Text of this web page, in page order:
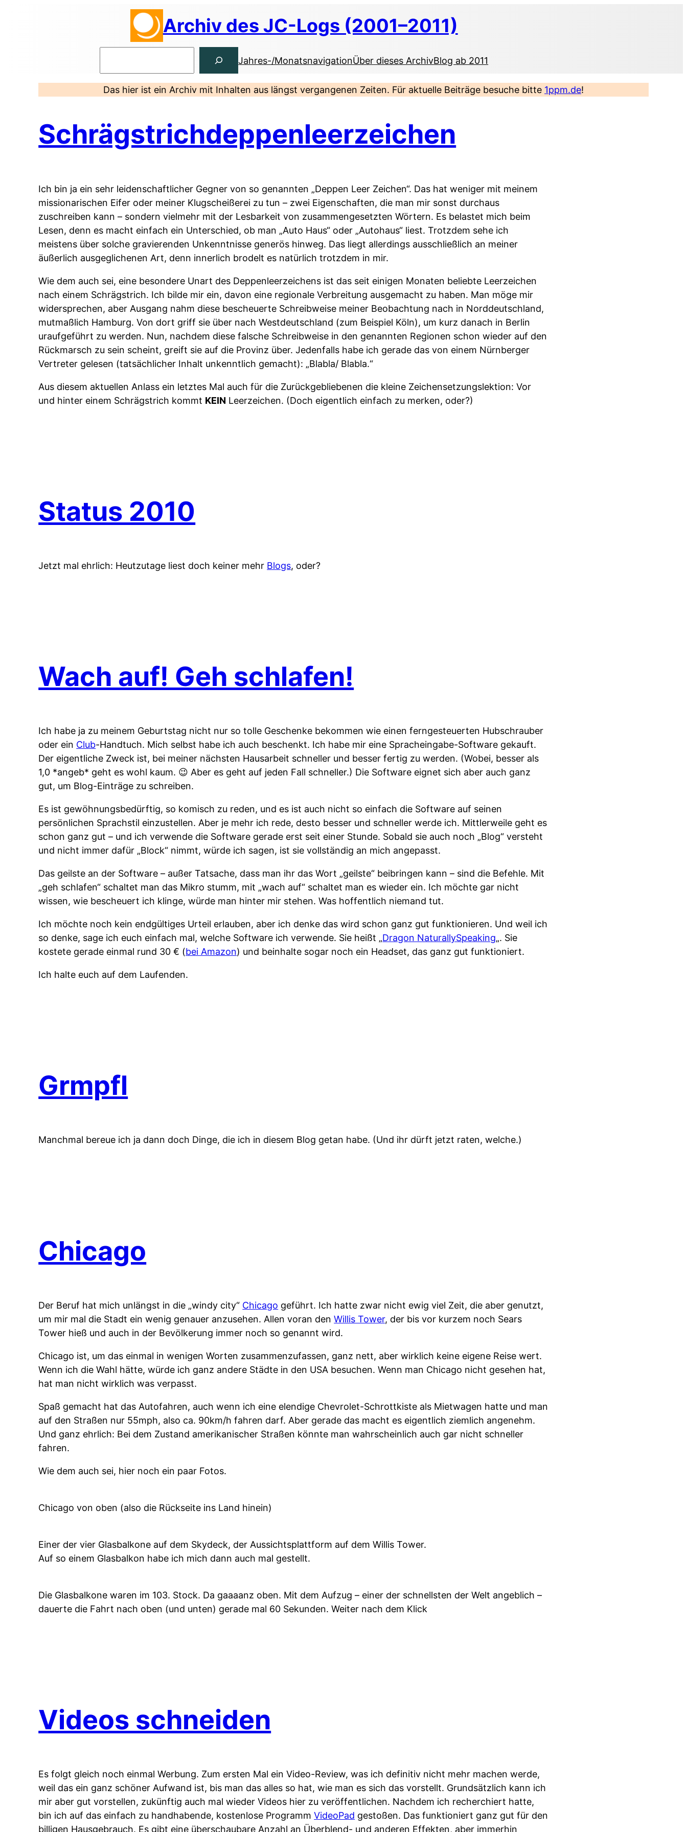
Archiv des JC-Logs (2001–2011)
Jahres-/MonatsnavigationÜber dieses ArchivBlog ab 2011
Das hier ist ein Archiv mit Inhalten aus längst vergangenen Zeiten. Für aktuelle Beiträge besuche bitte 1ppm.de!
Schrägstrichdeppenleerzeichen
Ich bin ja ein sehr leidenschaftlicher Gegner von so genannten „Deppen Leer Zeichen“. Das hat weniger mit meinem
missionarischen Eifer oder meiner Klugscheißerei zu tun – zwei Eigenschaften, die man mir sonst durchaus
zuschreiben kann – sondern vielmehr mit der Lesbarkeit von zusammengesetzten Wörtern. Es belastet mich beim
Lesen, denn es macht einfach ein Unterschied, ob man „Auto Haus“ oder „Autohaus“ liest. Trotzdem sehe ich
meistens über solche gravierenden Unkenntnisse generös hinweg. Das liegt allerdings ausschließlich an meiner
äußerlich ausgeglichenen Art, denn innerlich brodelt es natürlich trotzdem in mir.
Wie dem auch sei, eine besondere Unart des Deppenleerzeichens ist das seit einigen Monaten beliebte Leerzeichen
nach einem Schrägstrich. Ich bilde mir ein, davon eine regionale Verbreitung ausgemacht zu haben. Man möge mir
widersprechen, aber Ausgang nahm diese bescheuerte Schreibweise meiner Beobachtung nach in Norddeutschland,
mutmaßlich Hamburg. Von dort griff sie über nach Westdeutschland (zum Beispiel Köln), um kurz danach in Berlin
uraufgeführt zu werden. Nun, nachdem diese falsche Schreibweise in den genannten Regionen schon wieder auf den
Rückmarsch zu sein scheint, greift sie auf die Provinz über. Jedenfalls habe ich gerade das von einem Nürnberger
Vertreter gelesen (tatsächlicher Inhalt unkenntlich gemacht): „Blabla/ Blabla.“
Aus diesem aktuellen Anlass ein letztes Mal auch für die Zurückgebliebenen die kleine Zeichensetzungslektion: Vor
und hinter einem Schrägstrich kommt KEIN Leerzeichen. (Doch eigentlich einfach zu merken, oder?)
Status 2010
Jetzt mal ehrlich: Heutzutage liest doch keiner mehr Blogs, oder?
Wach auf! Geh schlafen!
Ich habe ja zu meinem Geburtstag nicht nur so tolle Geschenke bekommen wie einen ferngesteuerten Hubschrauber
oder ein Club-Handtuch. Mich selbst habe ich auch beschenkt. Ich habe mir eine Spracheingabe-Software gekauft.
Der eigentliche Zweck ist, bei meiner nächsten Hausarbeit schneller und besser fertig zu werden. (Wobei, besser als
1,0 *angeb* geht es wohl kaum. 😉 Aber es geht auf jeden Fall schneller.) Die Software eignet sich aber auch ganz
gut, um Blog-Einträge zu schreiben.
Es ist gewöhnungsbedürftig, so komisch zu reden, und es ist auch nicht so einfach die Software auf seinen
persönlichen Sprachstil einzustellen. Aber je mehr ich rede, desto besser und schneller werde ich. Mittlerweile geht es
schon ganz gut – und ich verwende die Software gerade erst seit einer Stunde. Sobald sie auch noch „Blog“ versteht
und nicht immer dafür „Block“ nimmt, würde ich sagen, ist sie vollständig an mich angepasst.
Das geilste an der Software – außer Tatsache, dass man ihr das Wort „geilste“ beibringen kann – sind die Befehle. Mit
„geh schlafen“ schaltet man das Mikro stumm, mit „wach auf“ schaltet man es wieder ein. Ich möchte gar nicht
wissen, wie bescheuert ich klinge, würde man hinter mir stehen. Was hoffentlich niemand tut.
Ich möchte noch kein endgültiges Urteil erlauben, aber ich denke das wird schon ganz gut funktionieren. Und weil ich
so denke, sage ich euch einfach mal, welche Software ich verwende. Sie heißt „Dragon NaturallySpeaking„. Sie
kostete gerade einmal rund 30 € (bei Amazon) und beinhalte sogar noch ein Headset, das ganz gut funktioniert.
Ich halte euch auf dem Laufenden.
Grmpfl
Manchmal bereue ich ja dann doch Dinge, die ich in diesem Blog getan habe. (Und ihr dürft jetzt raten, welche.)
Chicago
Der Beruf hat mich unlängst in die „windy city“ Chicago geführt. Ich hatte zwar nicht ewig viel Zeit, die aber genutzt,
um mir mal die Stadt ein wenig genauer anzusehen. Allen voran denWillis Tower, der bis vor kurzem noch Sears
Tower hieß und auch in der Bevölkerung immer noch so genannt wird.
Chicago ist, um das einmal in wenigen Worten zusammenzufassen, ganz nett, aber wirklich keine eigene Reise wert.
Wenn ich die Wahl hätte, würde ich ganz andere Städte in den USA besuchen. Wenn man Chicago nicht gesehen hat,
hat man nicht wirklich was verpasst.
Spaß gemacht hat das Autofahren, auch wenn ich eine elendige Chevrolet-Schrottkiste als Mietwagen hatte und man
auf den Straßen nur 55mph, also ca. 90km/h fahren darf. Aber gerade das macht es eigentlich ziemlich angenehm.
Und ganz ehrlich: Bei dem Zustand amerikanischer Straßen könnte man wahrscheinlich auch gar nicht schneller
fahren.
Wie dem auch sei, hier noch ein paar Fotos.
Chicago von oben (also die Rückseite ins Land hinein)
Einer der vier Glasbalkone auf dem Skydeck, der Aussichtsplattform auf dem Willis Tower.
Auf so einem Glasbalkon habe ich mich dann auch mal gestellt.
Die Glasbalkone waren im 103. Stock. Da gaaaanz oben. Mit dem Aufzug – einer der schnellsten der Welt angeblich –
dauerte die Fahrt nach oben (und unten) gerade mal 60 Sekunden. Weiter nach dem Klick
Videos schneiden
Es folgt gleich noch einmal Werbung. Zum ersten Mal ein Video-Review, was ich definitiv nicht mehr machen werde,
weil das ein ganz schöner Aufwand ist, bis man das alles so hat, wie man es sich das vorstellt. Grundsätzlich kann ich
mir aber gut vorstellen, zukünftig auch mal wieder Videos hier zu veröffentlichen. Nachdem ich recherchiert hatte,
bin ich auf das einfach zu handhabende, kostenlose ProgrammVideoPad gestoßen. Das funktioniert ganz gut für den
billigen Hausgebrauch. Es gibt eine überschaubare Anzahl an Überblend- und anderen Effekten, aber immerhin